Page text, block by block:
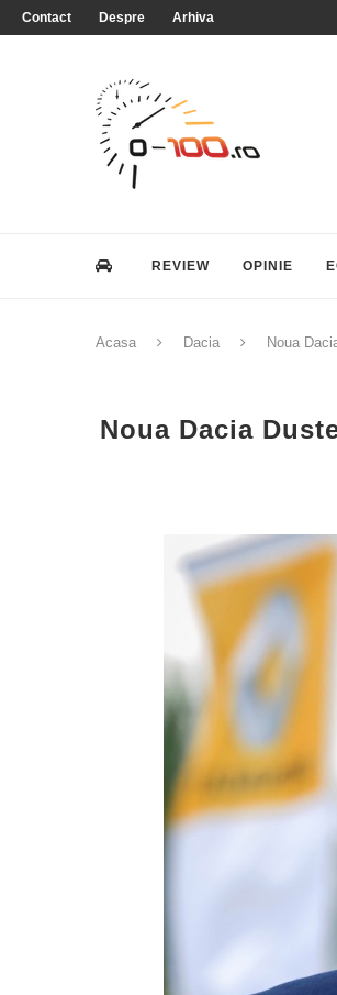
Contact Despre Arhiva
REVIEW OPINIE
Acasa Dacia Noua
Noua Dacia